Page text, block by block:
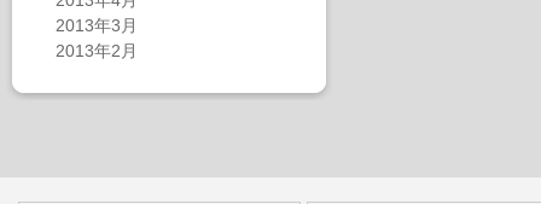
2013年3月
2013年2月